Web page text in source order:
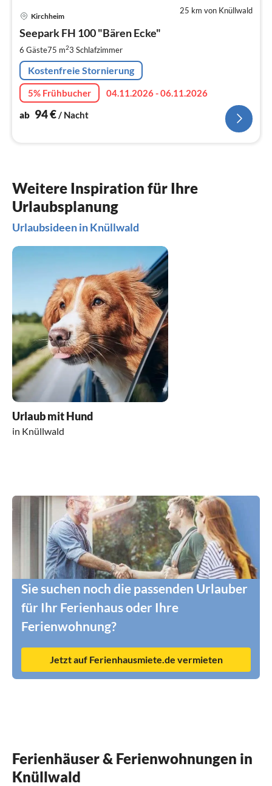
25 km von Knüllwald
Kirchheim
Seepark FH 100 "Bären Ecke"
6 Gäste75 m23 Schlafzimmer
Kostenfreie Stornierung
5% Frühbucher
04.11.2026 - 06.11.2026
ab 94€/ Nacht
Weitere Inspiration für Ihre
Urlaubsplanung
Urlaubsideen in Knüllwald
Urlaub mit Hund
in Knüllwald
Sie suchen noch die passenden Urlauber
für Ihr Ferienhaus oder Ihre
Ferienwohnung?
Jetzt auf Ferienhausmiete.de vermieten
Ferienhäuser & Ferienwohnungen in
Knüllwald